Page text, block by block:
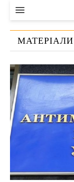
ВЛАДА
ЕКОНОМІКА
БІЗНЕС
СТАРТЕР
КОНТАКТИ